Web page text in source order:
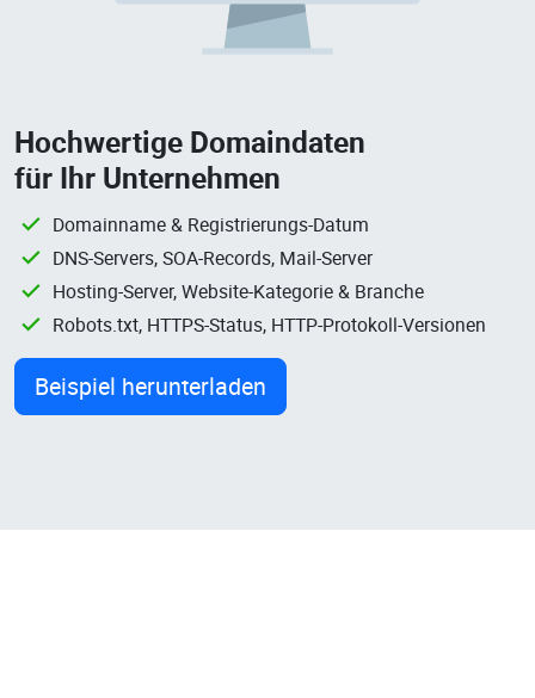
Hochwertige Domaindaten
für Ihr Unternehmen
Domainname & Registrierungs-Datum
DNS-Servers, SOA-Records, Mail-Server
Hosting-Server, Website-Kategorie & Branche
Robots.txt, HTTPS-Status, HTTP-Protokoll-Versionen
Beispiel herunterladen